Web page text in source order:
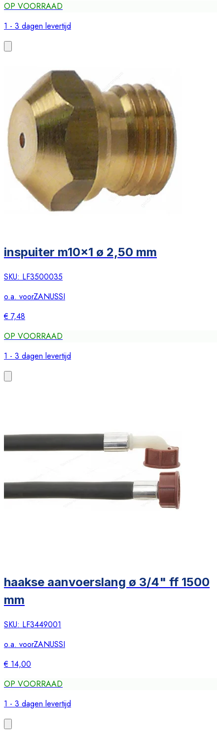
OP VOORRAAD
1 - 3 dagen levertijd
inspuiter m10x1 ø 2,50 mm
SKU: LF3500035
o.a. voorZANUSSI
€ 7,48
OP VOORRAAD
1 - 3 dagen levertijd
haakse aanvoerslang ø 3/4" ff 1500
mm
SKU: LF3449001
o.a. voorZANUSSI
€ 14,00
OP VOORRAAD
1 - 3 dagen levertijd